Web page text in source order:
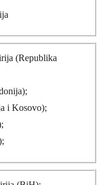
(Republika
i Kosovo);